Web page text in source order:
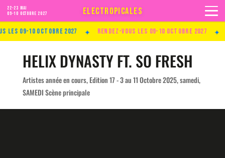
22-23 MAI
09-10 Octobre 2027
ELECTROPICALES
09-10 Octobre 2027 ✦ Rendez-vous les 09-10 Octobre 2027 ✦
HELIX DYNASTY FT. SO FRESH
Artistes année en cours,Edition 17 - 3 au 11 Octobre 2025,samedi,
SAMEDI Scène principale